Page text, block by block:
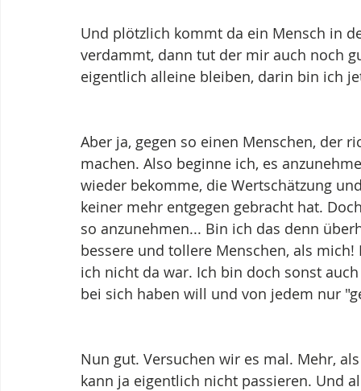
Und plötzlich kommt da ein Mensch in
verdammt, dann tut der mir auch noch
eigentlich alleine bleiben, darin bin ich
Aber ja, gegen so einen Menschen, der
machen. Also beginne ich, es
wieder bekomme, die Wertschätzung
keiner mehr entgegen gebracht hat.
so anzunehmen... Bin ich das denn
bessere und tollere Menschen, als
ich nicht da war. Ich bin doch sonst
bei sich haben will und von jedem nur
Nun gut. Versuchen wir es mal. Mehr,
kann ja eigentlich nicht passieren. Und